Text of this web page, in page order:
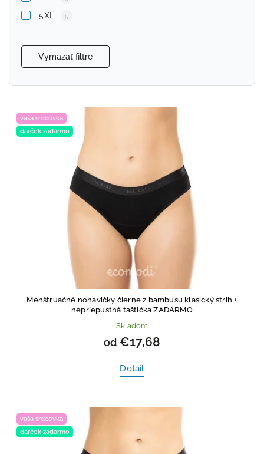
5XL 5
Vymazať filtre
vaša srdcovka
darček zadarmo
Menštruačné nohavičky čierne z bambusu klasický strih+
nepriepustná taštička ZADARMO
Skladom
od €17,68
Detail
vaša srdcovka
darček zadarmo